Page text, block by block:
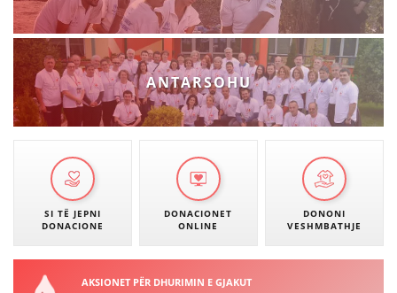
ANTARSOHU
SI TË JEPNI
DONACIONE
DONACIONET
ONLINE
DONONI
VESHMBATHJE
AKSIONET PËR DHURIMIN E GJAKUT